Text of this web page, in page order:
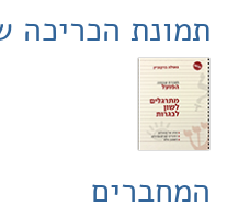
תמונת הכריכה
המחברים